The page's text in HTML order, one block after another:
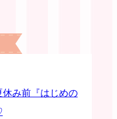
み前『はじめの